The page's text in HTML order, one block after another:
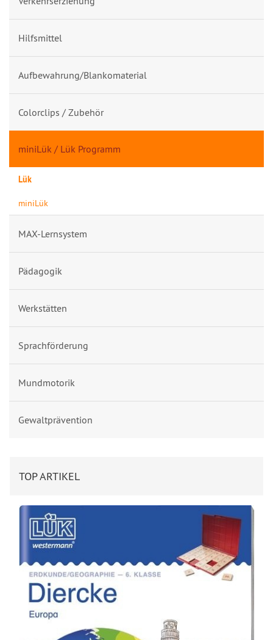
Hilfsmittel
Aufbewahrung/Blankomaterial
Colorclips / Zubehör
miniLük / Lük Programm
Lük
miniLük
MAX-Lernsystem
Pädagogik
Werkstätten
Sprachförderung
Mundmotorik
Gewaltprävention
TOP ARTIKEL